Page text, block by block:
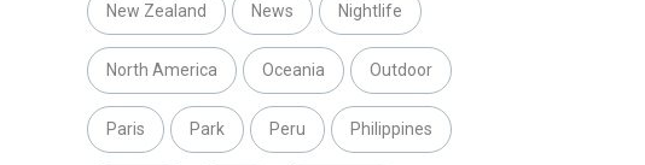
New Zealand News Nightlife
North America Oceania Outdoor
Paris Park Peru Philippines